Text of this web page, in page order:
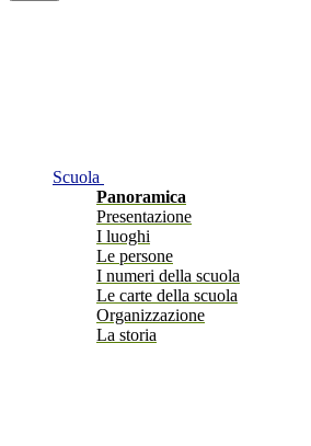
Scuola
Panoramica
Presentazione
I luoghi
Le persone
I numeri della scuola
Le carte della scuola
Organizzazione
La storia